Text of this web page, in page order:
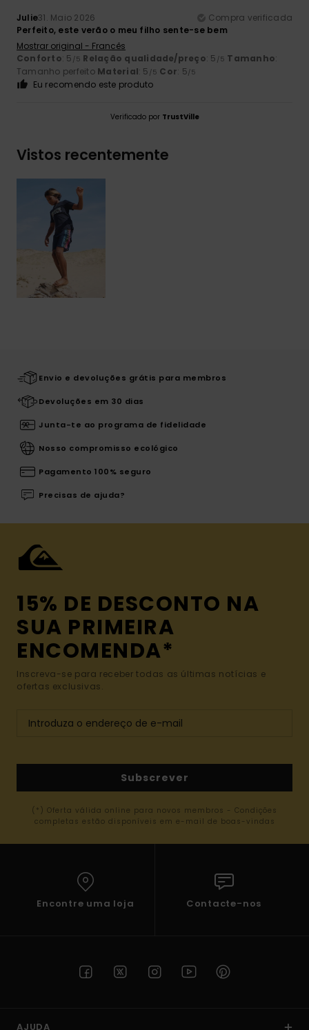
Julie31. Maio 2026
Compra verificada
Perfeito, este verão o meu filho sente-se bem
Mostrar original - Francês
Conforto: 5 /5 Relação qualidade/preço: 5 /5 Tamanho:
Tamanho perfeito Material: 5 /5 Cor: 5/5
Eu recomendo este produto
Verificado por TrustVille
Vistos recentemente
Envio e devoluções grátis para membros
Devoluções em 30 dias
Junta-te ao programa de fidelidade
Nosso compromisso ecológico
Pagamento 100% seguro
Precisas de ajuda?
15% DE DESCONTO NA
SUA PRIMEIRA
ENCOMENDA*
Inscreva-se para receber todas as últimas notícias e
ofertas exclusivas.
Subscrever
(*) Oferta válida online para novos membros - Condições
completas estão disponíveis em e-mail de boas-vindas
Encontre uma loja Contacte-nos
AJUDA